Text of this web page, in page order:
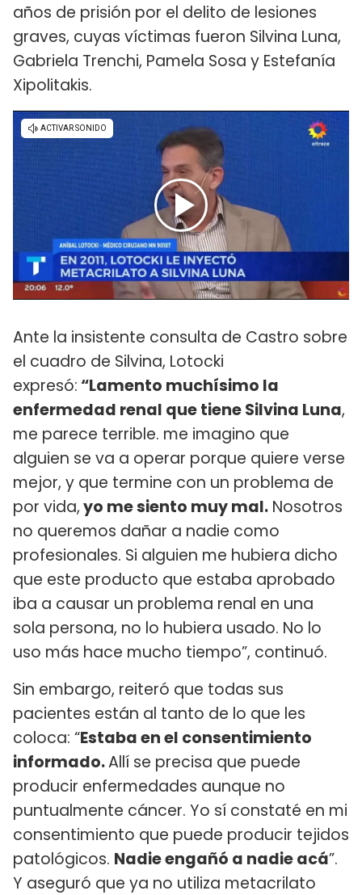
años de prisión por el delito de lesiones
graves, cuyas víctimas fueron Silvina Luna,
Gabriela Trenchi, Pamela Sosa y Estefanía
Xipolitakis.
Ante la insistente consulta de Castro sobre
el cuadro de Silvina, Lotocki
expresó: “Lamento muchísimo la
enfermedad renal que tiene Silvina Luna,
me parece terrible. me imagino que
alguien se va a operar porque quiere verse
mejor, y que termine con un problema de
por vida,yo me siento muy mal. Nosotros
no queremos dañar a nadie como
profesionales. Si alguien me hubiera dicho
que este producto que estaba aprobado
iba a causar un problema renal en una
sola persona, no lo hubiera usado. No lo
uso más hace mucho tiempo”, continuó.
Sin embargo, reiteró que todas sus
pacientes están al tanto de lo que les
coloca: “Estaba en el consentimiento
informado.Allí se precisa que puede
producir enfermedades aunque no
puntualmente cáncer. Yo sí constaté en mi
consentimiento que puede producir tejidos
patológicos. Nadie engañó a nadie acá”.
Y aseguró que ya no utiliza metacrilato